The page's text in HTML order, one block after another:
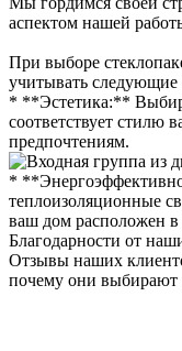
аспектом нашей
При выборе
учитывать следующие
* **Эстетика:**
соответствует
предпочтениям.
*
теплоизоляционные
ваш дом расположен в
Благодарности от
Отзывы наших
почему они выбирают